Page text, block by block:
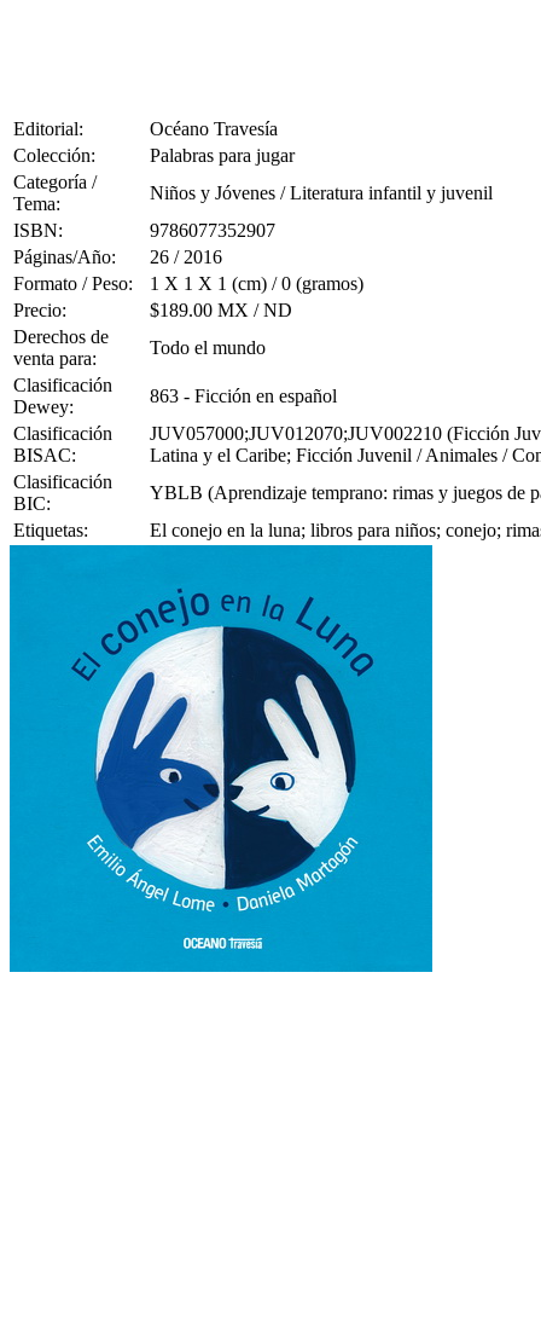
Editorial:
Océano Travesía
Colección:
Palabras para jugar
Categoría /
Tema:
Niños y Jóvenes / Literatura infantil y juvenil
ISBN:
9786077352907
Páginas/Año:
26 / 2016
Formato / Peso:
1 X 1 X 1 (cm) / 0 (gramos)
Precio:
$189.00 MX / ND
Derechos de
venta para:
Todo el mundo
Clasificación
Dewey:
863 - Ficción en español
Clasificación
BISAC:
JUV057000;JUV012070;JUV002210 (Ficción
Latina y el Caribe; Ficción Juvenil / Animales /
Clasificación
BIC:
YBLB (Aprendizaje temprano: rimas y juegos de
Etiquetas:
El conejo en la luna; libros para niños; conejo;